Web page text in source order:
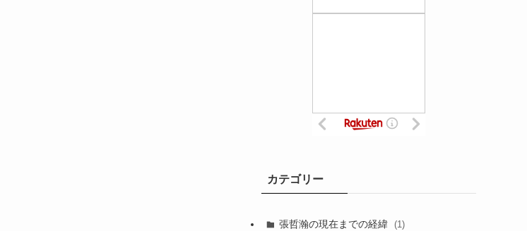
カテゴリー
張哲瀚の現在までの経緯 (1)